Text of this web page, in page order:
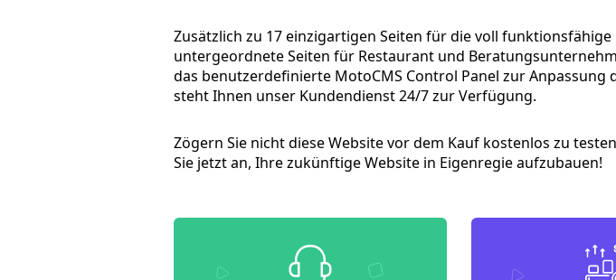
Zusätzlich zu 17 einzigartigen Seiten für die voll
untergeordnete Seiten für Restaurant und
das benutzerdefinierte MotoCMS Control Panel zur
steht Ihnen unser Kundendienst 24/7 zur Verfügung.
Zögern Sie nicht diese Website vor dem Kauf kostenlos zu
Sie jetzt an, Ihre zukünftige Website in Eigenregie aufzubauen!